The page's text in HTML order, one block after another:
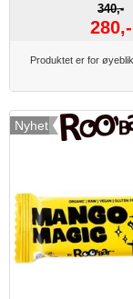
340,-
280,-
Produktet er for
Nyhet